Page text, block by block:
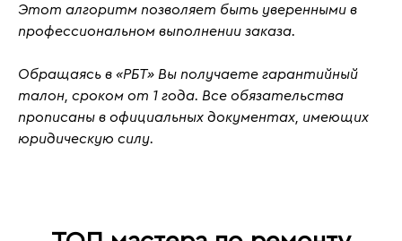
Этот алгоритм позволяет быть уверенными в
профессиональном выполнении заказа.
Обращаясь в «РБТ» Вы получаете гарантийный
талон, сроком от 1 года. Все обязательства
прописаны в официальных документах, имеющих
юридическую силу.